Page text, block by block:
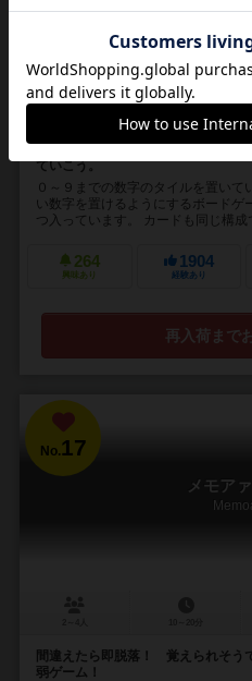
数字の形を使ったパズルゲーム。土
ていこう。
０～９までの数字のタイルを置いて
い数字を置けるようにするボードゲ
つ入っています。 カードも同じ構成
264
興味あり
1904
経験あり
再入荷まで
No.17
メモア
間違えたら即脱落！ 覚えられそう
弱ゲーム！